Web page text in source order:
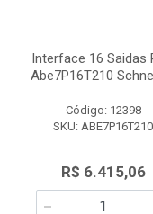
Interface 16 Saidas
Abe7P16T210
Código: 12398
SKU: ABE7P16T210
R$ 6.415,06